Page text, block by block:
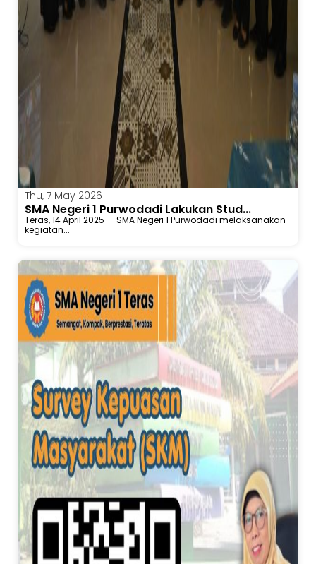
Thu, 7 May 2026
SMA Negeri 1 Purwodadi Lakukan Stud...
Teras, 14 April 2025 — SMA Negeri 1 Purwodadi melaksanakan
kegiatan...